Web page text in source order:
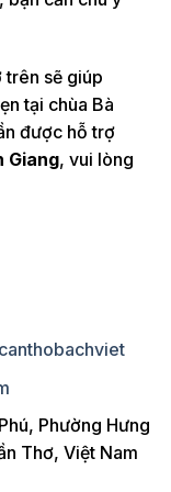
trên sẽ giúp
tại chùa Bà
được hỗ trợ
Giang, vui lòng
Phường Hưng
Thơ, Việt Nam